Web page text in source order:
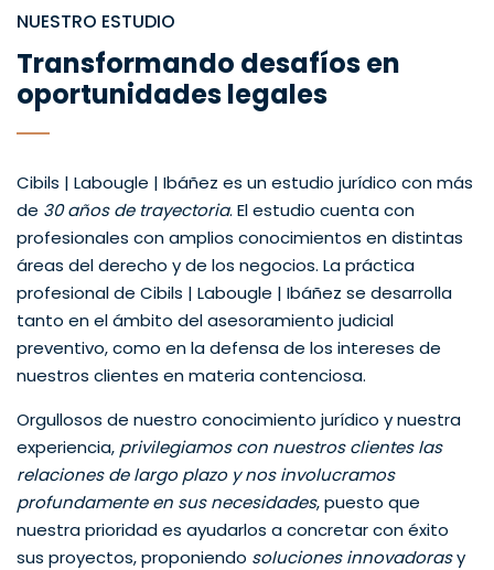
NUESTRO ESTUDIO
Transformando desafíos en
oportunidades legales
Cibils | Labougle | Ibáñez es un estudio jurídico con más
de 30 años de trayectoria. El estudio cuenta con
profesionales con amplios conocimientos en distintas
áreas del derecho y de los negocios. La práctica
profesional de Cibils | Labougle | Ibáñez se desarrolla
tanto en el ámbito del asesoramiento judicial
preventivo, como en la defensa de los intereses de
nuestros clientes en materia contenciosa.
Orgullosos de nuestro conocimiento jurídico y nuestra
experiencia, privilegiamos con nuestros clientes las
relaciones de largo plazo y nos involucramos
profundamente en sus necesidades, puesto que
nuestra prioridad es ayudarlos a concretar con éxito
sus proyectos, proponiendo soluciones innovadorasy